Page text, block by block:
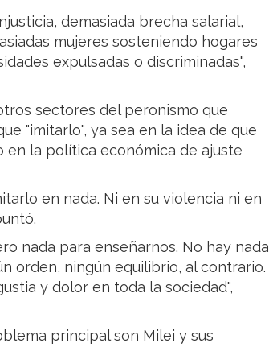
demasiada brecha salarial,
mujeres sosteniendo hogares
expulsadas o discriminadas",
sectores del peronismo que
"imitarlo", ya sea en la idea de que
en la política económica de ajuste
en nada. Ni en su violencia ni en
nada para enseñarnos. No hay nada
orden, ningún equilibrio, al contrario.
y dolor en toda la sociedad",
principal son Milei y sus